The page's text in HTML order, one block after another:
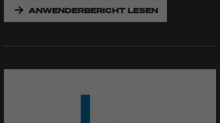
ANWENDERBERICHT LESEN